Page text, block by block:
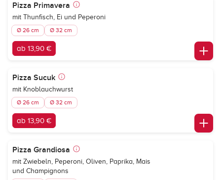
Pizza Primavera
mit Thunfisch, Ei und Peperoni
Ø 26 cm Ø 32 cm
ab 13,90 €
Pizza Sucuk
mit Knoblauchwurst
Ø 26 cm Ø 32 cm
ab 13,90 €
Pizza Grandiosa
mit Zwiebeln, Peperoni, Oliven, Paprika, Mais
und Champignons